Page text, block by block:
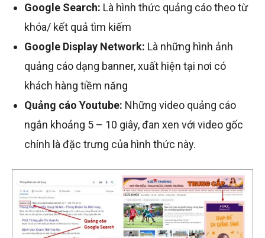
Google Search: Là hình thức quảng cáo theo từ
khóa/ kết quả tìm kiếm
Google Display Network: Là những hình ảnh
quảng cáo dạng banner, xuất hiện tại nơi có
khách hàng tiềm năng
Quảng cáo Youtube: Những video quảng cáo
ngắn khoảng 5 – 10 giây, đan xen với video gốc
chính là đặc trưng của hình thức này.